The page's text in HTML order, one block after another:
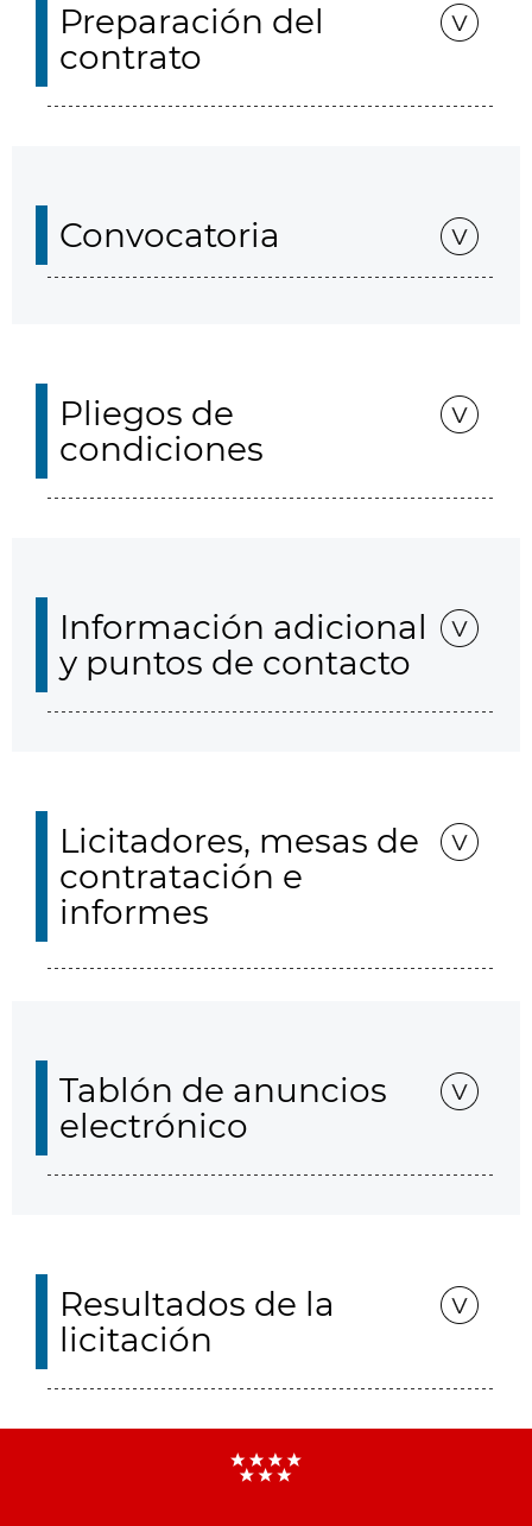
Preparación del
contrato
Convocatoria
Pliegos de
condiciones
Información adicional
y puntos de contacto
Licitadores, mesas de
contratación e
informes
Tablón de anuncios
electrónico
Resultados de la
licitación